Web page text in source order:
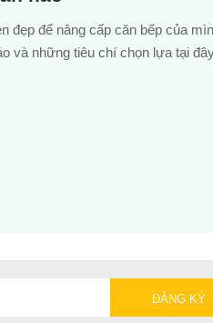
đẹp để nâng cấp căn bếp của
và những tiêu chí chọn lựa tại